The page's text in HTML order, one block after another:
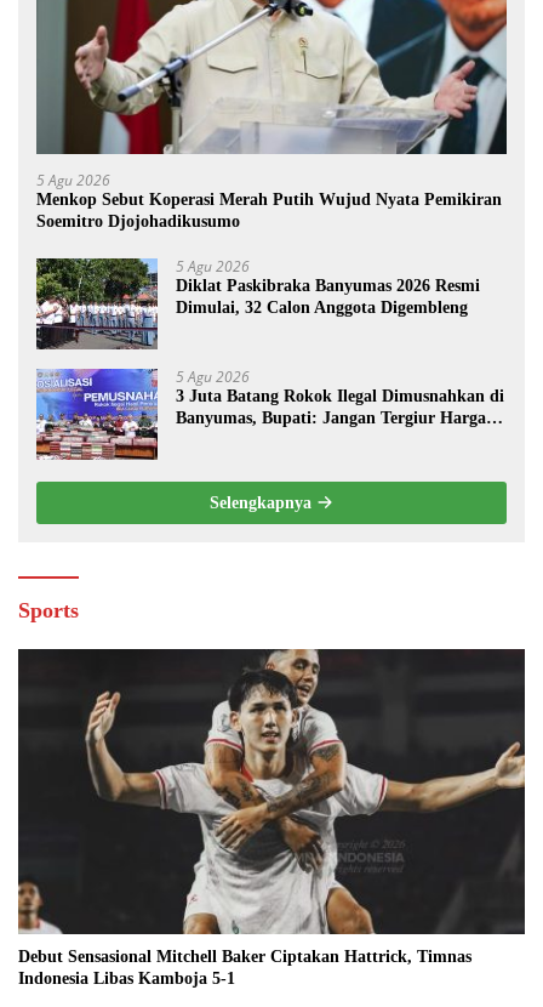
5 Agu 2026
Menkop Sebut Koperasi Merah Putih Wujud Nyata Pemikiran
Soemitro Djojohadikusumo
5 Agu 2026
Diklat Paskibraka Banyumas 2026 Resmi
Dimulai, 32 Calon Anggota Digembleng
5 Agu 2026
3 Juta Batang Rokok Ilegal Dimusnahkan di
Banyumas, Bupati: Jangan Tergiur Harga
Selengkapnya
Sports
Debut Sensasional Mitchell Baker Ciptakan Hattrick, Timnas
Indonesia Libas Kamboja 5-1